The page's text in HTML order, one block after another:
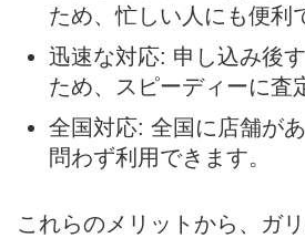
ため、忙しい人にも便利
迅速な対応: 申し込み後
ため、スピーディーに査
全国対応: 全国に店舗が
問わず利用できます。
これらのメリットから、ガ